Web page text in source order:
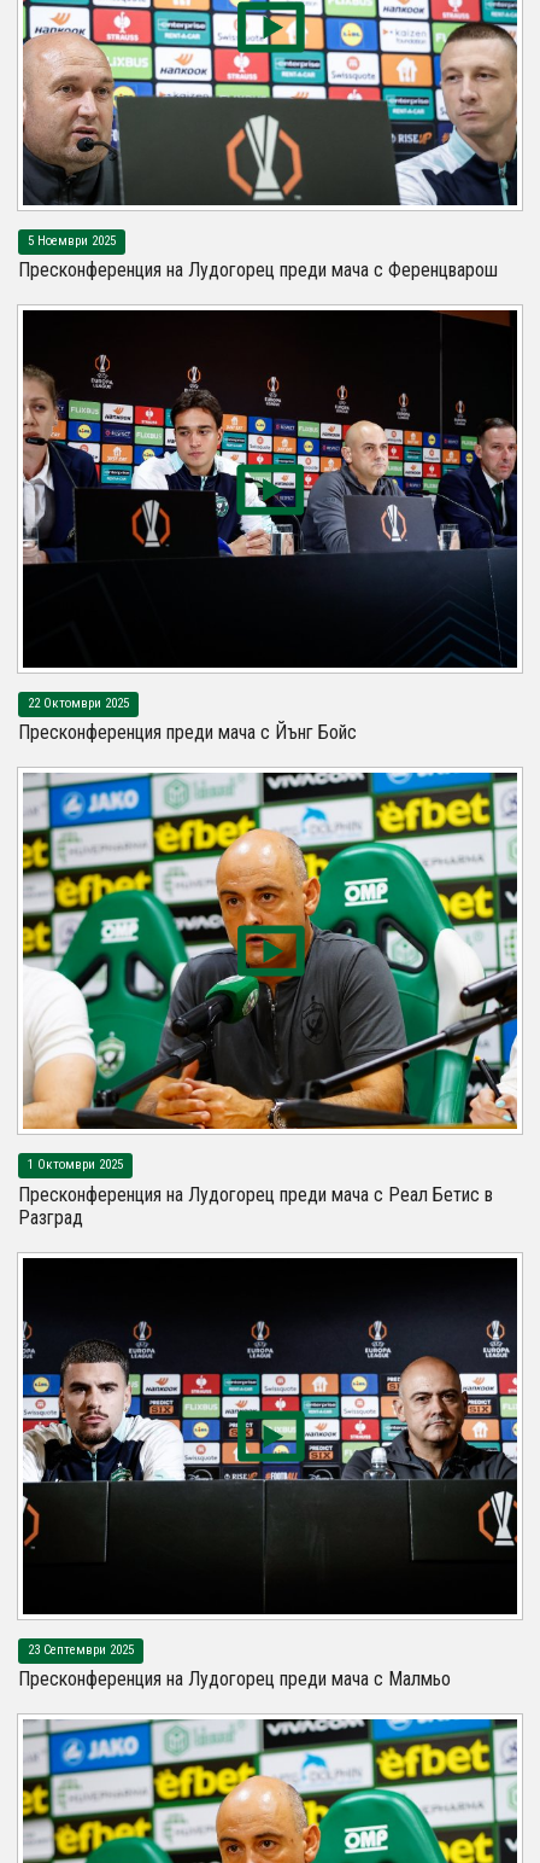
5 Ноември 2025
Пресконференция на Лудогорец преди мача с Ференцварош
22 Октомври 2025
Пресконференция преди мача с Йънг Бойс
1 Октомври 2025
Пресконференция на Лудогорец преди мача с Реал Бетис в
Разград
23 Септември 2025
Пресконференция на Лудогорец преди мача с Малмьо